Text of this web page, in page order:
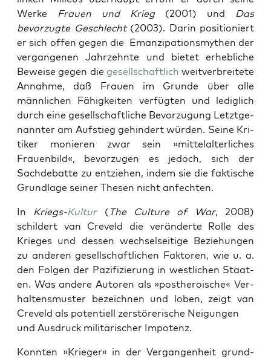
Werke Frauen und Krieg(2001) und Das
bevorzugte Geschlecht(2003). Darin posi­tion­iert
er sich offen gegen die Emanzi­pa­tion­s­mythen der
ver­gan­genen Jahrzehnte und bietet erhe­bliche
Beweise gegen die gesellschaftlich weitver­bre­it­ete
Annahme, daß Frauen im Grunde über alle
männlichen Fähigkeit­en ver­fügten und lediglich
durch eine gesellschaftliche Bevorzu­gung Let­zt­ge­
nan­nter am Auf­stieg gehin­dert wür­den. Seine Kri­
tik­er monieren zwar sein »mit­te­lal­ter­lich­es
Frauen­bild«, bevorzu­gen es jedoch, sich der
Sachde­bat­te zu entziehen, indem sie die fak­tis­che
Grund­lage sein­er The­sen nicht anfecht­en.
In Kriegs-Kul­tur( The Cul­ture of War, 2008)
schildert van Crev­eld die verän­derte Rolle des
Krieges und dessen wech­sel­seit­ige Beziehun­gen
zu anderen gesellschaftlichen Fak­toren, wie u. a.
den Fol­gen der Paz­i­fizierung in west­lichen Staat­
en. Was andere Autoren als »pos­therois­che« Ver­
hal­tens­muster beze­ich­nen und loben, zeigt van
Crev­eld als poten­tiell zer­störerische Nei­gun­gen
und Aus­druck mil­itärisch­er Impotenz.
Kon­nten »Krieger« in der Ver­gan­gen­heit grund­